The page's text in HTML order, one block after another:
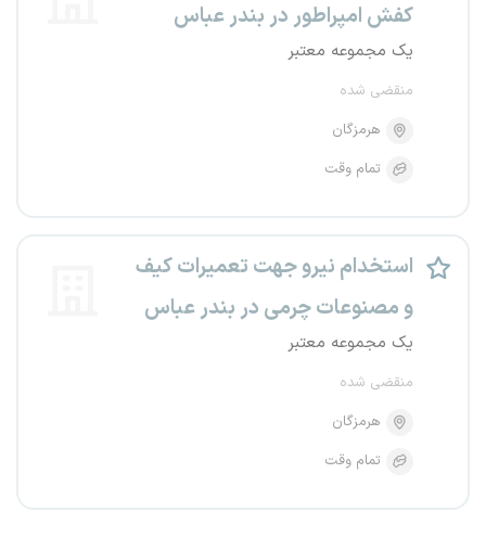
کفش امپراطور در بندر عباس
یک مجموعه معتبر
منقضی شده
هرمزگان
تمام وقت
استخدام نیرو جهت تعمیرات کیف
و مصنوعات چرمی در بندر عباس
یک مجموعه معتبر
منقضی شده
هرمزگان
تمام وقت